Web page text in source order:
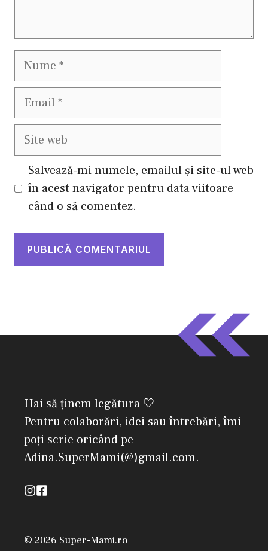
Nume
Email
Site
Salvează-mi numele, emailul și site-ul web
în acest navigator pentru data viitoare
când o să comentez.
Hai să ținem legătura 🤍
Pentru colaborări, idei sau întrebări, îmi
poți scrie oricând pe
Adina.SuperMami(@)gmail.com.
© 2026 Super-Mami.ro